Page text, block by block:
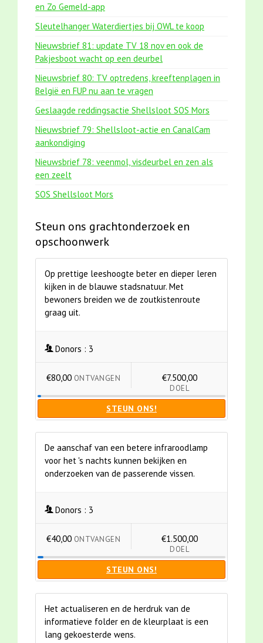
en Zo Gemeld-app
Sleutelhanger Waterdiertjes bij OWL te koop
Nieuwsbrief 81: update TV 18 nov en ook de
Pakjesboot wacht op een deurbel
Nieuwsbrief 80: TV optredens, kreeftenplagen in
België en FUP nu aan te vragen
Geslaagde reddingsactie Shellsloot SOS Mors
Nieuwsbrief 79: Shellsloot-actie en CanalCam
aankondiging
Nieuwsbrief 78: veenmol, visdeurbel en zen als
een zeelt
SOS Shellsloot Mors
Steun ons grachtonderzoek en
opschoonwerk
Op prettige leeshoogte beter en dieper leren
kijken in de blauwe stadsnatuur. Met
bewoners breiden we de zoutkistenroute
graag uit.
Donors : 3
€80,00 ONTVANGEN €7.500,00
DOEL
STEUN ONS!
De aanschaf van een betere infraroodlamp
voor het 's nachts kunnen bekijken en
onderzoeken van de passerende vissen.
Donors : 3
€40,00 ONTVANGEN €1.500,00
DOEL
STEUN ONS!
Het actualiseren en de herdruk van de
informatieve folder en de kleurplaat is een
lang gekoesterde wens.